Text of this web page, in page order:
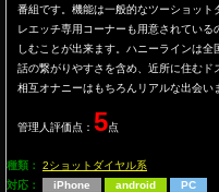
番組です。機能は一般的なツーショッ
レエッチ専用コーナーも用意されてい
しむことが出来ます。ハニーラインは
話の繋がりやすさを含め、近所に住む
相互オナニーはもちろんリアルな出会
管理人評価点： 5点
種類：
2ショットダイヤル系
対応：
iPhone android
PC